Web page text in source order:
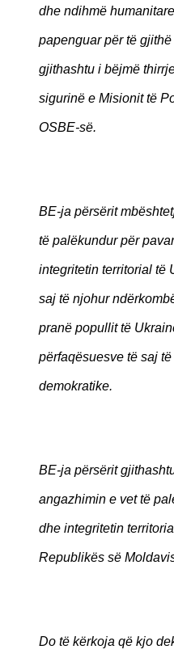
dhe ndihmë
papenguar për të
gjithashtu i bëjmë
sigurinë e Misionit të
OSBE-së.
BE-ja përsërit
të palëkundur për
integritetin territorial të
saj të njohur
pranë popullit të
përfaqësuesve të saj
demokratike.
BE-ja përsërit
angazhimin e vet të
dhe integritetin
Republikës së
Do të kërkoja që kjo